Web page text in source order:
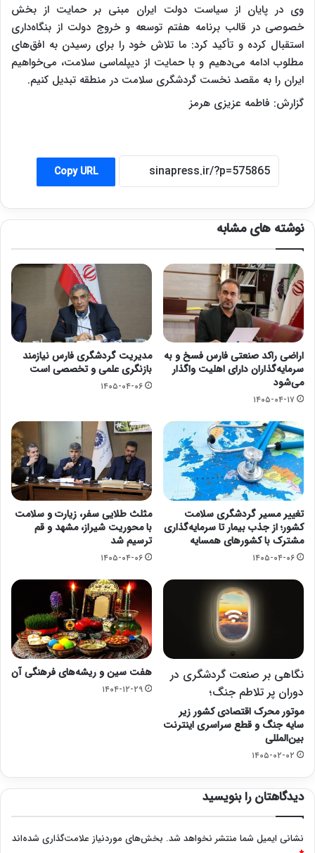
وی در پایان از سیاست دولت ایران مبنی بر حمایت از بخش
خصوصی در قالب برنامه هفتم توسعه و خروج دولت از بنگاه‌داری
استقبال کرده و تأکید کرد: ما تلاش خود را برای رسیدن به افق‌های
مطلوب ادامه می‌دهیم و با حمایت از دیپلماسی سلامت، می‌خواهیم
ایران را به مقصد نخست گردشگری سلامت در منطقه تبدیل کنیم.
گزارش: فاطمه عزیزی هرمز
Copy URL
نوشته های مشابه
اراضی راکد صنعتی فارس فسخ و به
سرمایه‌گذاران دارای اهلیت واگذار
می‌شود
۱۴۰۵-۰۴-۱۷
مدیریت گردشگری فارس نیازمند
بازنگری علمی و تخصصی است
۱۴۰۵-۰۴-۰۶
تغییر مسیر گردشگری سلامت
کشور؛ از جذب بیمار تا سرمایه‌گذاری
مشترک با کشورهای همسایه
۱۴۰۵-۰۴-۰۶
مثلث طلایی سفر، زیارت و سلامت
با محوریت شیراز، مشهد و قم
ترسیم شد
۱۴۰۵-۰۴-۰۶
نگاهی بر صنعت گردشگری در
دوران پر تلاطم جنگ؛
موتور محرک اقتصادی کشور زیر
سایه جنگ و قطع سراسری اینترنت
بین‌المللی
۱۴۰۵-۰۲-۰۲
هفت سین و ریشه‌های فرهنگی آن
۱۴۰۴-۱۲-۲۹
دیدگاهتان را بنویسید
نشانی ایمیل شما منتشر نخواهد شد. بخش‌های موردنیاز علامت‌گذاری شده‌اند